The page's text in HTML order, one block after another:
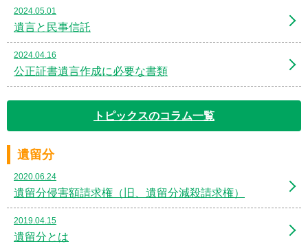
2024.05.01
遺言と民事信託
2024.04.16
公正証書遺言作成に必要な書類
トピックスのコラム一覧
遺留分
2020.06.24
遺留分侵害額請求権（旧、遺留分減殺請求権）
2019.04.15
遺留分とは